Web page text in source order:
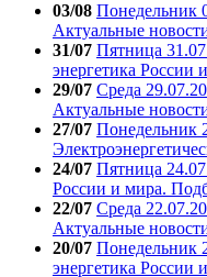
03/08 Понедельник
Актуальные
31/07 Пятница
энергетика России
29/07 Среда
Актуальные
27/07 Понедельник
24/07 Пятница
России и мира.
22/07 Среда
Актуальные
20/07 Понедельник
энергетика России